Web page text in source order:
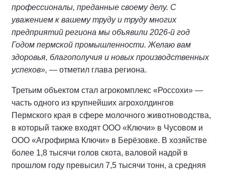
профессионалы, преданные своему делу. С
уважением к вашему труду и труду многих
предприятий региона мы объявили 2026-й год
Годом пермской промышленности. Желаю вам
здоровья, благополучия и новых производственных
успехов», — отметил глава региона.
Третьим объектом стал агрокомплекс «Россохи» —
часть одного из крупнейших агрохолдингов
Пермского края в сфере молочного животноводства,
в который также входят ООО «Ключи» в Чусовом и
ООО «Агрофирма Ключи» в Берёзовке. В хозяйстве
более 1,8 тысячи голов скота, валовой надой в
прошлом году превысил 7,5 тысячи тонн, а средняя